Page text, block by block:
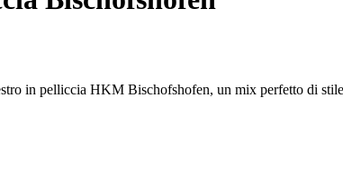
in pelliccia HKM Bischofshofen, un mix perfetto di